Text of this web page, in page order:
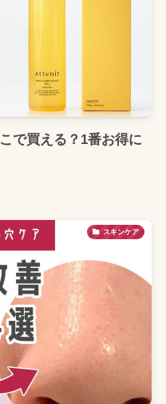
で買える？1番お得に
スキンケア